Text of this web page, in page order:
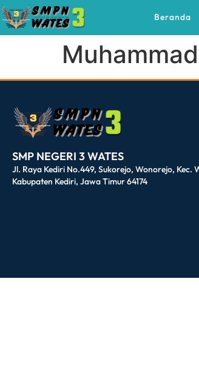
Beranda
SMP NEGERI 3 WATES
Jl. Raya Kediri No.449, Sukorejo, Wonorejo, Kec.
Kabupaten Kediri, Jawa Timur 64174